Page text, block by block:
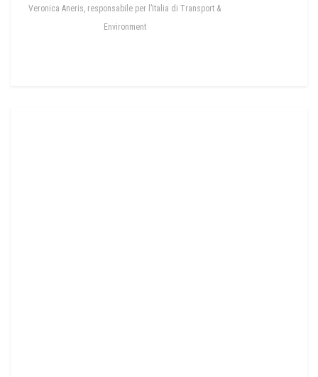
Veronica Aneris, responsabile per l’Italia di Transport &
Environment